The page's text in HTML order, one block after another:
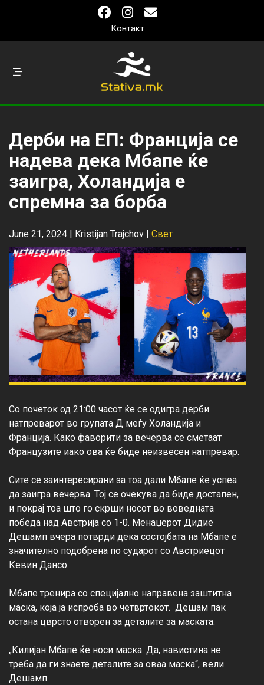
Контакт
Дерби на ЕП: Франција се
надева дека Мбапе ќе
заигра, Холандија е
спремна за борба
June 21, 2024 | Kristijan Trajchov | Свет
Со почеток од 21:00 часот ќе се одигра дерби
натпреварот во групата Д меѓу Холандија и
Франција. Како фаворити за вечерва се сметаат
Французите иако ова ќе биде неизвесен натпревар.
Сите се заинтересирани за тоа дали Мбапе ќе успеа
да заигра вечерва. Тој се очекува да биде достапен,
и покрај тоа што го скрши носот во воведната
победа над Австрија со 1-0. Менаџерот Дидие
Дешамп вчера потврди дека состојбата на Мбапе е
значително подобрена по сударот со Австриецот
Кевин Дансо.
Мбапе тренира со специјално направена заштитна
маска, која ја испроба во четвртокот.  Дешам пак
остана цврсто отворен за деталите за маската.
„Килијан Мбапе ќе носи маска. Да, навистина не
треба да ги знаете деталите за оваа маска“, вели
Дешамп.